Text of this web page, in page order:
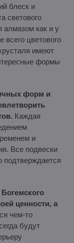
блеск и
светового
алмазом как и у
всего цветового
имеют
формы
форм и
Каждая
и
Все подвески
подтверждается
ценности, а
чем-то
будут